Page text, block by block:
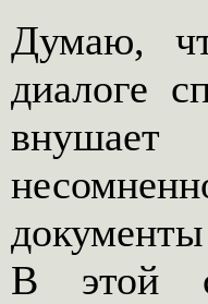
Думаю,
диалоге
В этой